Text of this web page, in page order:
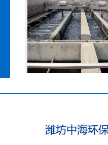
养殖污水处理